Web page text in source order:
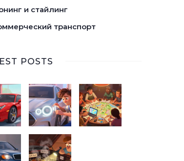
и стайлинг
транспорт
POSTS